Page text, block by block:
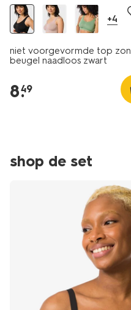
+4
niet voorgevormde top
beugel naadloos zwart
8.
49
shop de set